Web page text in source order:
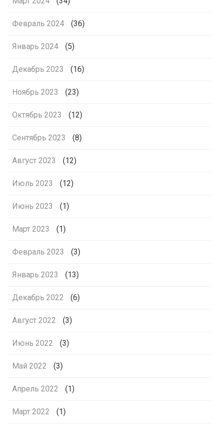
Февраль 2024 (36)
Январь 2024 (5)
Декабрь 2023 (16)
Ноябрь 2023 (23)
Октябрь 2023 (12)
Сентябрь 2023 (8)
Август 2023 (12)
Июль 2023 (12)
Июнь 2023 (1)
Март 2023 (1)
Февраль 2023 (3)
Январь 2023 (13)
Декабрь 2022 (6)
Август 2022 (3)
Июнь 2022 (3)
Май 2022 (3)
Апрель 2022 (1)
Март 2022 (1)